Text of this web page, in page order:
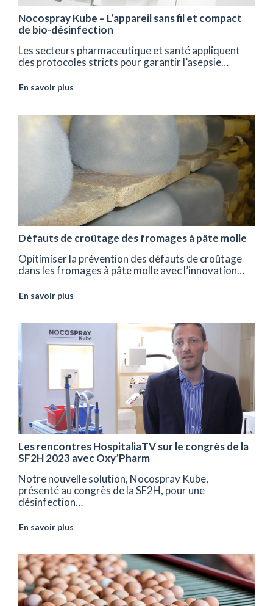
Nocospray Kube – L’appareil sans fil et compact
de bio-désinfection
Les secteurs pharmaceutique et santé appliquent
des protocoles stricts pour garantir l’asepsie…
En savoir plus
Défauts de croûtage des fromages à pâte molle
Opitimiser la prévention des défauts de croûtage
dans les fromages à pâte molle avec l’innovation…
En savoir plus
Les rencontres HospitaliaTV sur le congrès de la
SF2H 2023 avec Oxy’Pharm
Notre nouvelle solution, Nocospray Kube,
présenté au congrès de la SF2H, pour une
désinfection…
En savoir plus